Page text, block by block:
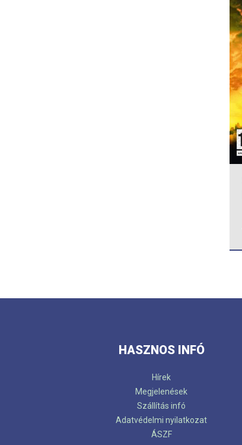
HASZNOS INFÓ
Hírek
Megjelenések
Szállítás infó
Adatvédelmi nyilatkozat
ÁSZF